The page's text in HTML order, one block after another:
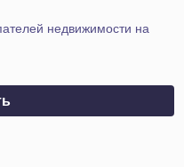
недвижимости на